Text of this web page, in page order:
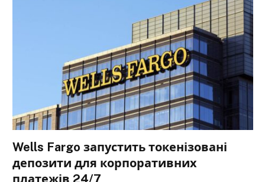
Wells Fargo запустить токенізовані
депозити для корпоративних